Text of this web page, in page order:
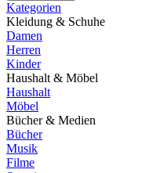
Kategorien
Kleidung & Schuhe
Damen
Herren
Kinder
Haushalt & Möbel
Haushalt
Möbel
Bücher & Medien
Bücher
Musik
Filme